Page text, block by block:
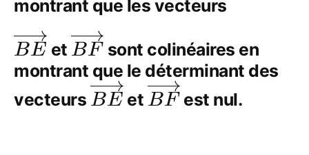
E,
F
montrant que les vecteurs
\overrightarrow{BE}
BE et \overrightarrow{BF}
BF sont colinéaires en
montrant que le déterminant des
vecteurs \overrightarrow{BE}
BE et BFest nul.